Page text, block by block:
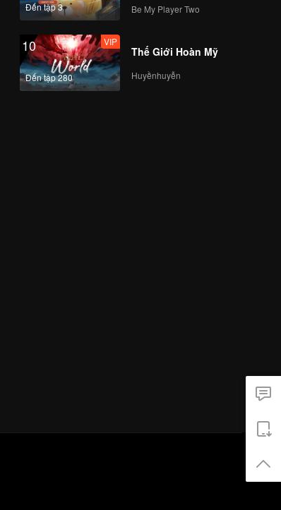
Đến tập 3 Be My Player Two
10
Đến tập 280
VIP
Thế Giới Hoàn Mỹ
Huyềnhuyễn